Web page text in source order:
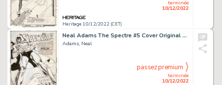
Heritage 10/12/2022 (CET)
terminée
10/12/2022
Neal Adams The Spectre #5 Cover Original Art (DC, 1968).... (Total: 7 Items)
Adams, Neal
terminée
10/12/2022
passez premium